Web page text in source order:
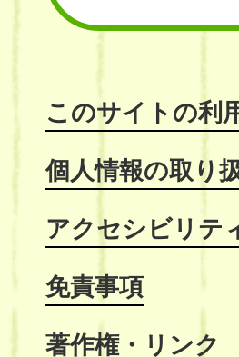
このサイトの利
個人情報の取り
アクセシビリテ
免責事項
著作権・リンク